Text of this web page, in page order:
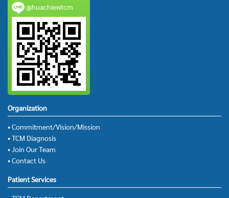
@huachiewtcm
Organization
• Commitment/Vision/Mission
• TCM Diagnosis
• Join Our Team
• Contact Us
Patient Services